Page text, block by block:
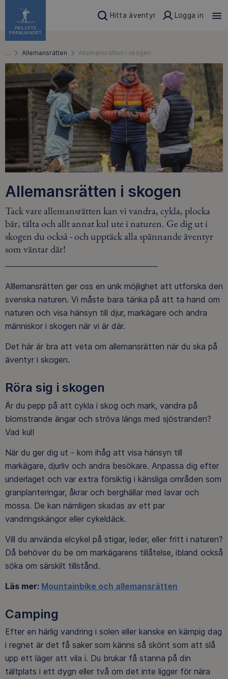
Hitta äventyr Logga in
… Allemansrätten Allemansrätten i skogen
Allemansrätten i skogen
Tack vare allemansrätten kan vi vandra, cykla, plocka
bär, tälta och allt annat kul ute i naturen. Ge dig ut i
skogen du också - och upptäck alla spännande äventyr
som väntar där!
Alllemansrätten ger oss en unik möjlighet att utforska den
svenska naturen. Vi måste bara tänka på att ta hand om
naturen och visa hänsyn till djur, markägare och andra
människor i skogen när vi är där.
Det här är bra att veta om allemansrätten när du ska på
äventyr i skogen.
Röra sig i skogen
Är du pepp på att cykla i skog och mark, vandra på
blomstrande ängar och ströva längs med sjöstranden?
Vad kul!
När du ger dig ut - kom ihåg att visa hänsyn till
markägare, djurliv och andra besökare. Anpassa dig efter
underlaget och var extra försiktig i känsliga områden som
granplanteringar, åkrar och berghällar med lavar och
mossa. De kan nämligen skadas av ett par
vandringskängor eller cykeldäck.
Vill du använda elcykel på stigar, leder, eller fritt i naturen?
Då behöver du be om markägarens tillåtelse, ibland också
söka om särskilt tillstånd.
Läs mer: Mountainbike och allemansrätten
Camping
Efter en härlig vandring i solen eller kanske en kämpig dag
i regnet är det få saker som känns så skönt som att slå
upp ett läger att vila i. Du brukar få stanna på din
tältplats i ett dygn eller två om det inte ligger för nära